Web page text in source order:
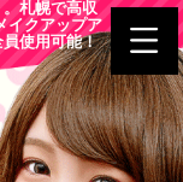
札幌で高収
イクアップア
使用可能！